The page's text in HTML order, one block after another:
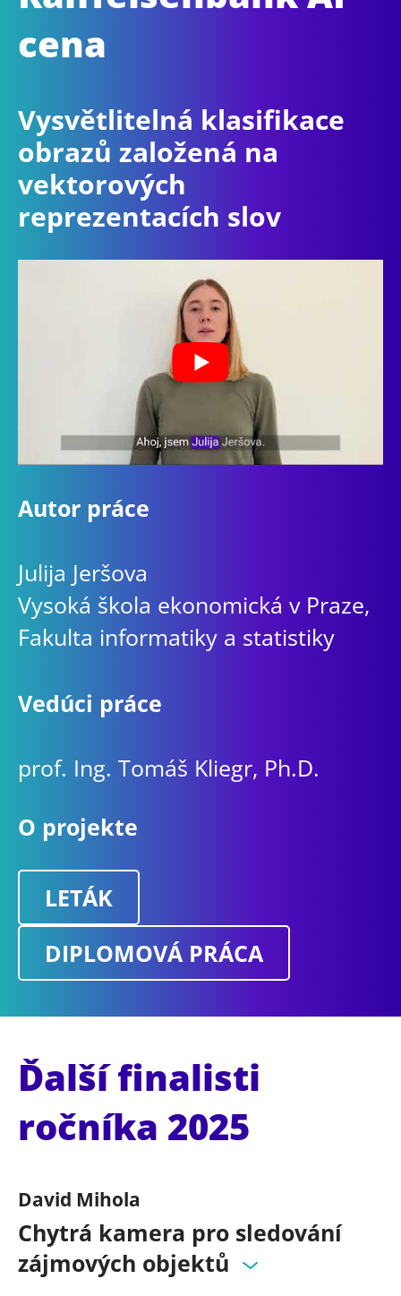
cena
Vysvětlitelná klasifikace
obrazů založená na
vektorových
reprezentacích slov
Autor práce
Julija Jeršova
Vysoká škola ekonomická v Praze,
Fakulta informatiky a statistiky
Vedúci práce
prof. Ing. Tomáš Kliegr, Ph.D.
O projekte
LETÁK
DIPLOMOVÁ PRÁCA
Ďalší finalisti
ročníka 2025
David Mihola
Chytrá kamera pro sledování
zájmových objektů